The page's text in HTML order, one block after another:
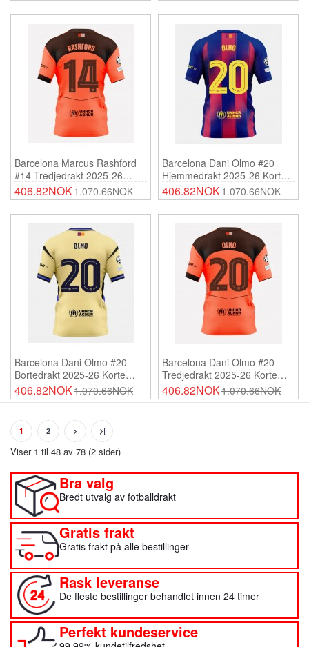
Barcelona Marcus Rashford
#14 Tredjedrakt 2025-26
Korte Ermer
406.82NOK1.070.66NOK
Barcelona Dani Olmo #20
Hjemmedrakt 2025-26 Korte
Ermer
406.82NOK1.070.66NOK
Barcelona Dani Olmo #20
Bortedrakt 2025-26 Korte
Ermer
406.82NOK1.070.66NOK
Barcelona Dani Olmo #20
Tredjedrakt 2025-26 Korte
Ermer
406.82NOK1.070.66NOK
1 2 > >|
Viser 1 til 48 av 78 (2 sider)
Bra valg
Bredt utvalg av fotballdrakt
Gratis frakt
Gratis frakt på alle bestillinger
Rask leveranse
De fleste bestillinger behandlet innen 24 timer
Perfekt kundeservice